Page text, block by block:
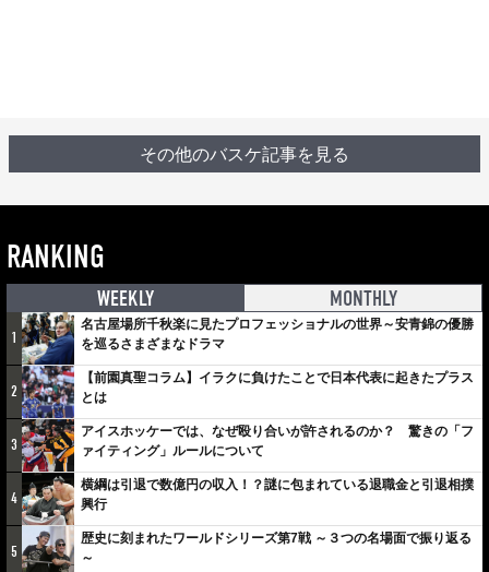
その他のバスケ記事を見る
RANKING
WEEKLY MONTHLY
1
名古屋場所千秋楽に見たプロフェッショナルの世界～安青錦の優勝
を巡るさまざまなドラマ
2
【前園真聖コラム】イラクに負けたことで日本代表に起きたプラス
とは
3
アイスホッケーでは、なぜ殴り合いが許されるのか？ 驚きの「フ
ァイティング」ルールについて
4
横綱は引退で数億円の収入！？謎に包まれている退職金と引退相撲
興行
5
歴史に刻まれたワールドシリーズ第7戦 ～３つの名場面で振り返る
～